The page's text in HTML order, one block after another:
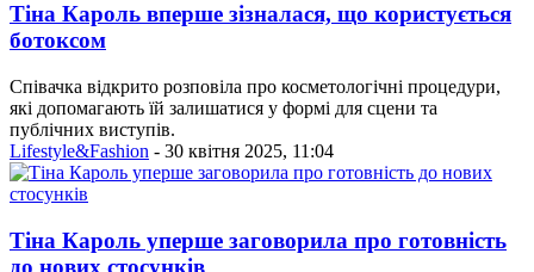
Тіна Кароль вперше зізналася, що користується
ботоксом
Співачка відкрито розповіла про косметологічні процедури,
які допомагають їй залишатися у формі для сцени та
публічних виступів.
Lifestyle&Fashion - 30 квітня 2025, 11:04
Тіна Кароль уперше заговорила про готовність
до нових стосунків